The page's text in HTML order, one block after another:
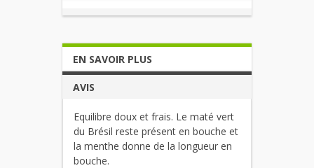
EN SAVOIR PLUS
AVIS
Equilibre doux et frais. Le maté vert
du Brésil reste présent en bouche et
la menthe donne de la longueur en
bouche.